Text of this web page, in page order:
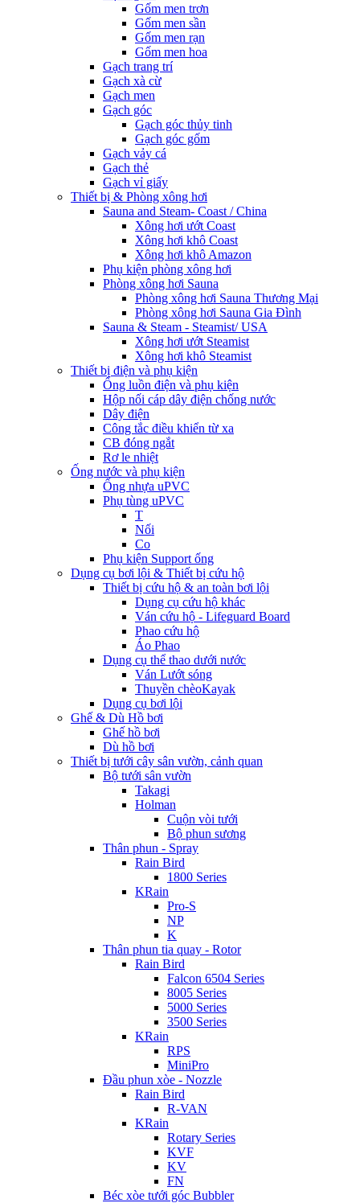
Gốm men trơn
Gốm men sần
Gốm men rạn
Gốm men hoa
Gạch trang trí
Gạch xà cừ
Gạch men
Gạch góc
Gạch góc thủy tinh
Gạch góc gốm
Gạch vảy cá
Gạch thẻ
Gạch vỉ giấy
Thiết bị & Phòng xông hơi
Sauna and Steam- Coast / China
Xông hơi ướt Coast
Xông hơi khô Coast
Xông hơi khô Amazon
Phụ kiện phòng xông hơi
Phòng xông hơi Sauna
Phòng xông hơi Sauna Thương Mại
Phòng xông hơi Sauna Gia Đình
Sauna & Steam - Steamist/ USA
Xông hơi ướt Steamist
Xông hơi khô Steamist
Thiết bị điện và phụ kiện
Ống luồn điện và phụ kiện
Hộp nối cáp dây điện chống nước
Dây điện
Công tắc điều khiển từ xa
CB đóng ngắt
Rơ le nhiệt
Ống nước và phụ kiện
Ống nhựa uPVC
Phụ tùng uPVC
T
Nối
Co
Phụ kiện Support ống
Dụng cụ bơi lội & Thiết bị cứu hộ
Thiết bị cứu hộ & an toàn bơi lội
Dụng cụ cứu hộ khác
Ván cứu hộ - Lifeguard Board
Phao cứu hộ
Áo Phao
Dụng cụ thể thao dưới nước
Ván Lướt sóng
Thuyền chèoKayak
Dụng cụ bơi lội
Ghế & Dù Hồ bơi
Ghế hồ bơi
Dù hồ bơi
Thiết bị tưới cây sân vườn, cảnh quan
Bộ tưới sân vườn
Takagi
Holman
Cuộn vòi tưới
Bộ phun sương
Thân phun - Spray
Rain Bird
1800 Series
KRain
Pro-S
NP
K
Thân phun tia quay - Rotor
Rain Bird
Falcon 6504 Series
8005 Series
5000 Series
3500 Series
KRain
RPS
MiniPro
Đầu phun xòe - Nozzle
Rain Bird
R-VAN
KRain
Rotary Series
KVF
KV
FN
Béc xòe tưới góc Bubbler